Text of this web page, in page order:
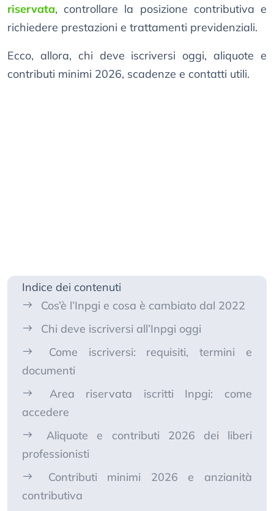
riservata, controllare la posizione contributiva e
richiedere prestazioni e trattamenti previdenziali.
Ecco, allora, chi deve iscriversi oggi, aliquote e
contributi minimi 2026, scadenze e contatti utili.
Indice dei contenuti
Cos’è l’Inpgi e cosa è cambiato dal 2022
Chi deve iscriversi all’Inpgi oggi
Come iscriversi: requisiti, termini e
documenti
Area riservata iscritti Inpgi: come
accedere
Aliquote e contributi 2026 dei liberi
professionisti
Contributi minimi 2026 e anzianità
contributiva